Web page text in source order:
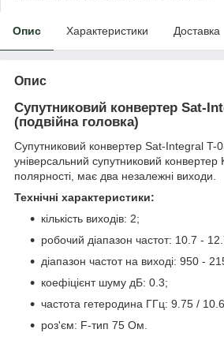
Опис Характеристики Доставка
Опис
Супутниковий конвертер Sat-
(подвійна головка)
Супутниковий конвертер Sat-Integral
універсальний супутниковий конвертер
полярності, має два незалежні виходи.
Технічні характеристики:
кількість виходів: 2;
робочий діапазон частот: 10.7 -
діапазон частот на виході: 950 -
коефіцієнт шуму дБ: 0.3;
частота гетеродина ГГц: 9.75 /
роз'єм: F-тип 75 Ом.